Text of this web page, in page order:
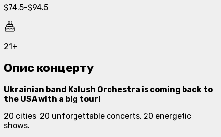
$74.5-$94.5
21+
Опис концерту
Ukrainian band Kalush Orchestra is coming back to
the USA with a big tour!
20 cities, 20 unforgettable concerts, 20 energetic
shows.